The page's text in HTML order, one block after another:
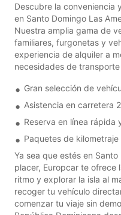
Descubre la conveniencia
en Santo Domingo Las
Nuestra amplia gama de
familiares, furgonetas y
experiencia de alquiler a
necesidades de
Gran selección de
Asistencia en carretera
Reserva en línea rápida
Paquetes de
Ya sea que estés en
placer, Europcar te
ritmo y explorar la isla al
recoger tu vehículo
comenzar tu viaje sin